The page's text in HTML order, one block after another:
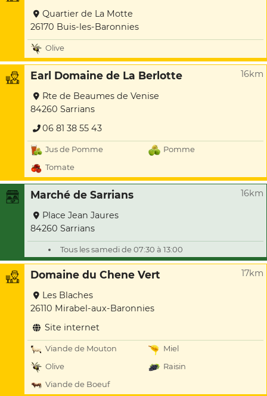
Quartier de La Motte
26170 Buis-les-Baronnies
Olive
Earl Domaine de La Berlotte 16km
Rte de Beaumes de Venise
84260 Sarrians
06 81 38 55 43
Jus de Pomme
Pomme
Tomate
Marché de Sarrians 16km
Place Jean Jaures
84260 Sarrians
Tous les samedi de 07:30 à 13:00
Domaine du Chene Vert 17km
Les Blaches
26110 Mirabel-aux-Baronnies
Site internet
Viande de Mouton
Miel
Olive
Raisin
Viande de Boeuf